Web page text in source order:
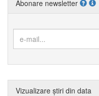
Abonare newsletter
Vizualizare știri din data